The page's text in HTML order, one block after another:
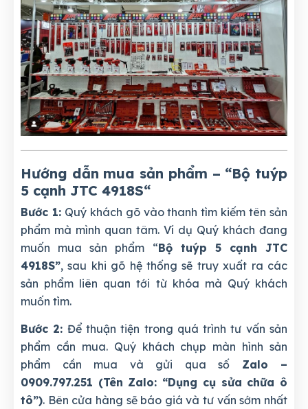
Hướng dẫn mua sản phẩm – “Bộ tuýp
5 cạnh JTC 4918S“
Bước 1:Quý khách gõ vào thanh tìm kiếm tên sản
phẩm mà mình quan tâm. Ví dụ Quý khách đang
muốn mua sản phẩm “Bộ tuýp 5 cạnh JTC
4918S”, sau khi gõ hệ thống sẽ truy xuất ra các
sản phẩm liên quan tới từ khóa mà Quý khách
muốn tìm.
Bước 2: Để thuận tiện trong quá trình tư vấn sản
phẩm cần mua. Quý khách chụp màn hình sản
phẩm cần mua và gửi qua số Zalo –
0909.797.251 (Tên Zalo: “Dụng cụ sửa chữa ô
tô”). Bên cửa hàng sẽ báo giá và tư vấn sớm nhất